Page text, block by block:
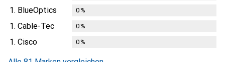
1. BlueOptics 0%
1. Cable-Tec 0%
1. Cisco 0%